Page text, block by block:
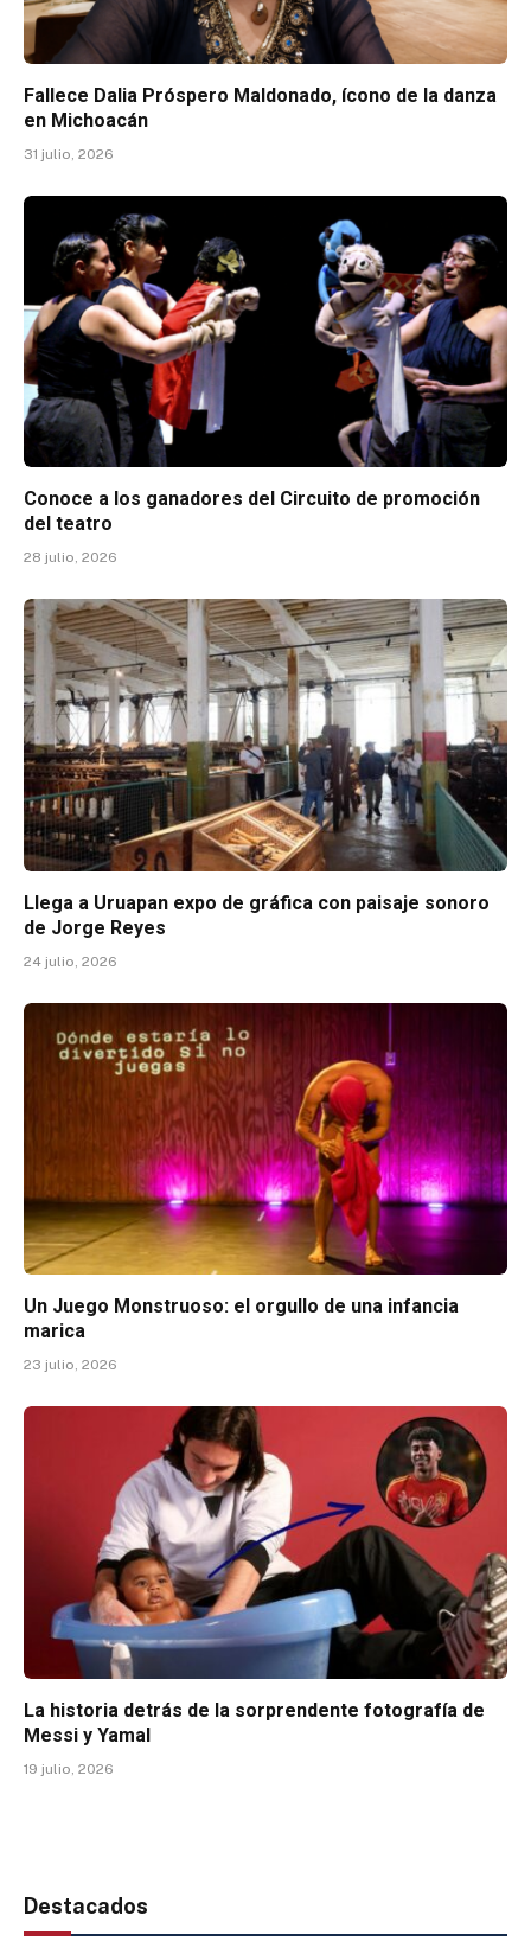
Fallece Dalia Próspero Maldonado, ícono de la danza
en Michoacán
31 julio, 2026
Conoce a los ganadores del Circuito de promoción
del teatro
28 julio, 2026
Llega a Uruapan expo de gráfica con paisaje sonoro
de Jorge Reyes
24 julio, 2026
Un Juego Monstruoso: el orgullo de una infancia
marica
23 julio, 2026
La historia detrás de la sorprendente fotografía de
Messi y Yamal
19 julio, 2026
Destacados